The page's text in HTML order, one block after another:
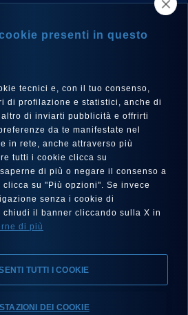
de la Vie Privée, Cookies
presenti in questo
tecnici e, con il tuo consenso,
di profilazione e statistici, anche di
di inviarti pubblicità e offrirti
da te manifestate nel
in rete, anche attraverso più
tutti i cookie clicca su
di più o negare il consenso a
su "Più opzioni". Se invece
senza i cookie di
il banner cliccando sulla X in
di più
TUTTI I COOKIE
DEI COOKIE